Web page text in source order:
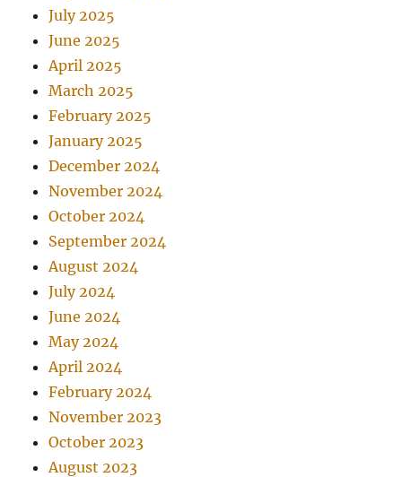
July 2025
June 2025
April 2025
March 2025
February 2025
January 2025
December 2024
November 2024
October 2024
September 2024
August 2024
July 2024
June 2024
May 2024
April 2024
February 2024
November 2023
October 2023
August 2023